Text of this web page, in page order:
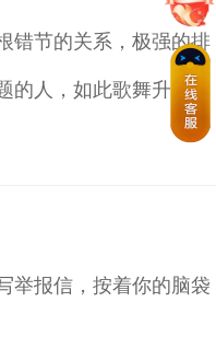
错节的关系，极强的排
的人，如此歌舞升
举报信，按着你的脑袋